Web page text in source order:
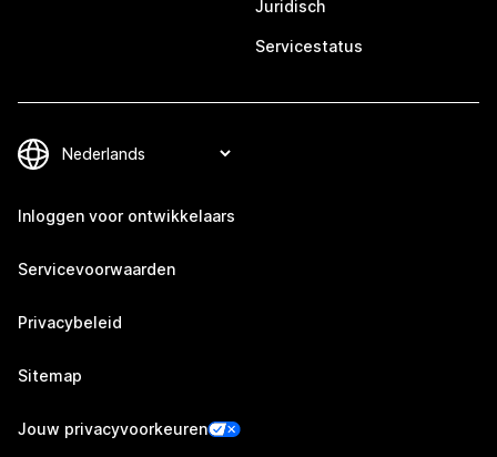
Juridisch
Servicestatus
Inloggen voor ontwikkelaars
Servicevoorwaarden
Privacybeleid
Sitemap
Jouw privacyvoorkeuren